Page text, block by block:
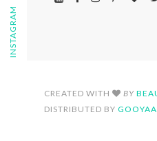
FOLLOW ON INSTAGRAM CREATED WITH BY
DISTRIBUTED BY